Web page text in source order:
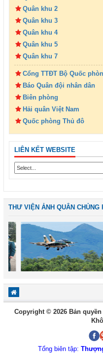
Quân khu 2
Quân khu 3
Quân khu 4
Quân khu 5
Quân khu 7
Cổng TTĐT Bộ Quốc
Báo Quân đội nhân dân
Biên phòng
Hải quân Việt Nam
Quốc phòng Thủ đô
LIÊN KẾT WEBSITE
THƯ VIỆN ẢNH QUÂN CHỦNG
Copyright © 2026 Bản
Tổng biên tập: